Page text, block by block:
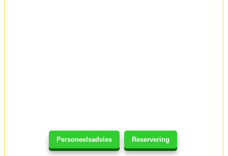
Personeelsadvies Reservering